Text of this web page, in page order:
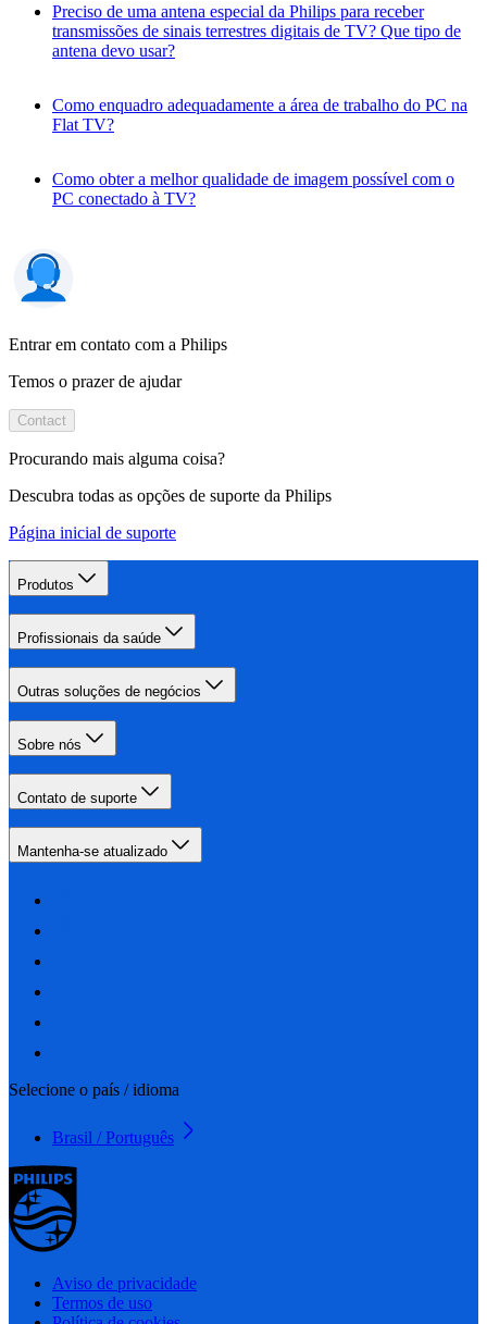
Preciso de uma antena especial da Philips para receber
transmissões de sinais terrestres digitais de TV? Que tipo de
antena devo usar?
Como enquadro adequadamente a área de trabalho do PC na
Flat TV?
Como obter a melhor qualidade de imagem possível com o
PC conectado à TV?
Entrar em contato com a Philips
Temos o prazer de ajudar
Contact
Procurando mais alguma coisa?
Descubra todas as opções de suporte da Philips
Página inicial de suporte
Produtos
Profissionais da saúde
Outras soluções de negócios
Sobre nós
Contato de suporte
Mantenha-se atualizado
Selecione o país / idioma
Brasil / Português
Aviso de privacidade
Termos de uso